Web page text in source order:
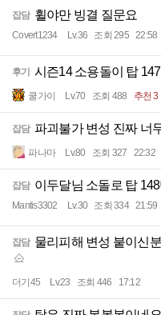
잡담 휠야만 빙결 질문요
Covert1234 Lv.36 조회 295 22:58
후기 시즌14 소용돌이 탑
쿨가이 Lv.70 조회 488 추천 3
잡담 파괴불가 변성 진짜 너
파나마 Lv.80 조회 327 22:32
잡담 이두달님 소돌로 탑
Mantis3302 Lv.30 조회 334 21:59
잡담 물리피해 변성 붙이신
더기45 Lv.23 조회 446 17:12